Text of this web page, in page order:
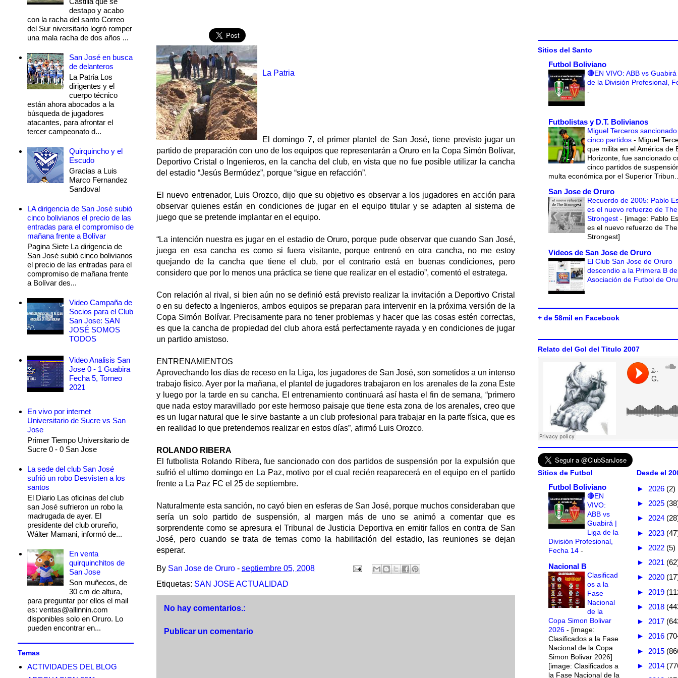
La Patria
El domingo 7, el primer plantel de San José, tiene previsto jugar un
partido de preparación con uno de los equipos que representarán a Oruro en la Copa Simón Bolívar,
Deportivo Cristal o Ingenieros, en la cancha del club, en vista que no fue posible utilizar la cancha
del estadio “Jesús Bermúdez”, porque “sigue en refacción”.
El nuevo entrenador, Luis Orozco, dijo que su objetivo es observar a los jugadores en acción para
observar quienes están en condiciones de jugar en el equipo titular y se adapten al sistema de
juego que se pretende implantar en el equipo.
“La intención nuestra es jugar en el estadio de Oruro, porque pude observar que cuando San José,
juega en esa cancha es como si fuera visitante, porque entrenó en otra cancha, no me estoy
quejando de la cancha que tiene el club, por el contrario está en buenas condiciones, pero
considero que por lo menos una práctica se tiene que realizar en el estadio”, comentó el estratega.
Con relación al rival, si bien aún no se definió está previsto realizar la invitación a Deportivo Cristal
o en su defecto a Ingenieros, ambos equipos se preparan para intervenir en la próxima versión de la
Copa Simón Bolívar. Precisamente para no tener problemas y hacer que las cosas estén correctas,
es que la cancha de propiedad del club ahora está perfectamente rayada y en condiciones de jugar
un partido amistoso.
ENTRENAMIENTOS
Aprovechando los días de receso en la Liga, los jugadores de San José, son sometidos a un intenso
trabajo físico. Ayer por la mañana, el plantel de jugadores trabajaron en los arenales de la zona Este
y luego por la tarde en su cancha. El entrenamiento continuará así hasta el fin de semana, “primero
que nada estoy maravillado por este hermoso paisaje que tiene esta zona de los arenales, creo que
es un lugar natural que le sirve bastante a un club profesional para trabajar en la parte física, que es
en realidad lo que pretendemos realizar en estos días”, afirmó Luis Orozco.
ROLANDO RIBERA
El futbolista Rolando Ribera, fue sancionado con dos partidos de suspensión por la expulsión que
sufrió el ultimo domingo en La Paz, motivo por el cual recién reaparecerá en el equipo en el partido
frente a La Paz FC el 25 de septiembre.
Naturalmente esta sanción, no cayó bien en esferas de San José, porque muchos consideraban que
sería un solo partido de suspensión, al margen más de uno se animó a comentar que es
sorprendente como se apresura el Tribunal de Justicia Deportiva en emitir fallos en contra de San
José, pero cuando se trata de temas como la habilitación del estadio, las reuniones se dejan
esperar.
By San Jose de Oruro - septiembre 05, 2008
Etiquetas: SAN JOSE ACTUALIDAD
No hay comentarios.:
Publicar un comentario
destapo y acabo
con la racha del santo Correo
del Sur niversitario logró romper
una mala racha de dos años ...
San José en busca
de delanteros
La Patria Los
dirigentes y el
cuerpo técnico
están ahora abocados a la
búsqueda de jugadores
atacantes, para afrontar el
tercer campeonato d...
Quirquincho y el
Escudo
Gracias a Luis
Marco Fernandez
Sandoval
LA dirigencia de San José subió
cinco bolivianos el precio de las
entradas para el compromiso de
mañana frente a Bolívar
Pagina Siete La dirigencia de
San José subió cinco bolivianos
el precio de las entradas para el
compromiso de mañana frente
a Bolívar des...
Video Campaña de
Socios para el Club
San Jose: SAN
JOSÉ SOMOS
TODOS
Video Analisis San
Jose 0 - 1 Guabira
Fecha 5, Torneo
2021
En vivo por internet
Universitario de Sucre vs San
Jose
Primer Tiempo Universitario de
Sucre 0 - 0 San Jose
La sede del club San José
sufrió un robo Desvisten a los
santos
El Diario Las oficinas del club
san José sufrieron un robo la
madrugada de ayer. El
presidente del club orureño,
Wálter Mamani, informó de...
En venta
quirquinchitos de
San Jose
Son muñecos, de
30 cm de altura,
para preguntar por ellos el mail
es: ventas@allinnin.com
disponibles solo en Oruro. Lo
pueden encontrar en...
Temas
ACTIVIDADES DEL BLOG
Sitios del Santo
Futbol Boliviano
🔴EN VIVO: ABB vs
de la División Profesional,
-
Futbolistas y D.T. Bolivianos
Miguel Terceros
cinco partidos - Miguel
que milita en el América de
Horizonte, fue sancionado
cinco partidos de
multa económica por el Superior
San Jose de Oruro
Recuerdo de 2005: Pablo
es el nuevo refuerzo de The
Strongest - [image: Pablo
es el nuevo refuerzo de The
Strongest]
Videos de San Jose de Oruro
El Club San Jose de Oruro
descendio a la Primera B
Asociación de Futbol de
+ de 58mil en Facebook
Relato del Gol del Titulo 2007
Sitios de Futbol
Futbol Boliviano
🔴EN
VIVO:
ABB vs
Guabirá |
Liga de la
División Profesional,
Fecha 14 -
Nacional B
Clasificad
os a la
Fase
Nacional
de la
Copa Simon Bolivar
2026 - [image:
Clasificados a la Fase
Nacional de la Copa
Simon Bolivar 2026]
[image: Clasificados a
la Fase Nacional de la
Desde el
► 2026 (2)
► 2025
► 2024
► 2023
► 2022 (5)
► 2021
► 2020
► 2019
► 2018
► 2017
► 2016
► 2015
► 2014